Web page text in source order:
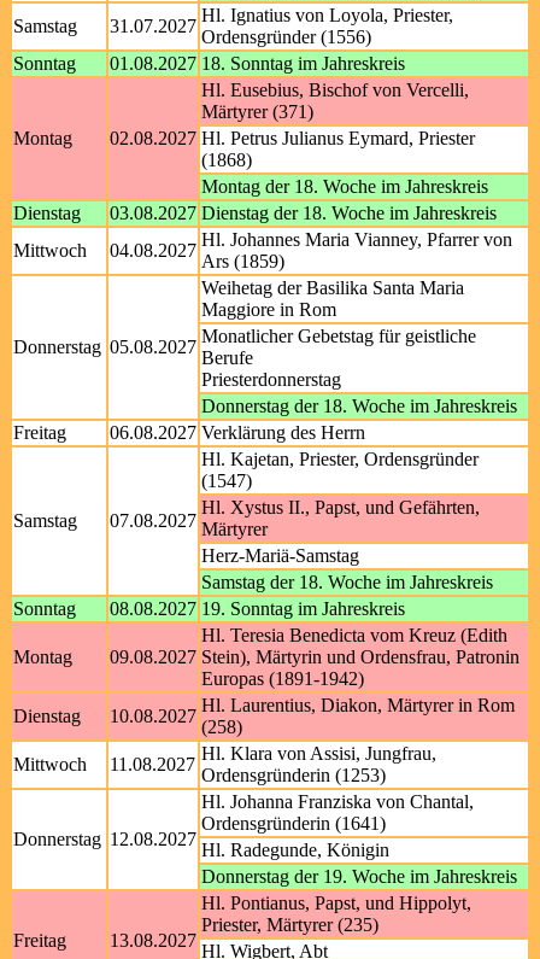
Samstag
31.07.2027
Hl. Ignatius von Loyola, Priester,
Ordensgründer (1556)
Sonntag
01.08.2027 18. Sonntag im Jahreskreis
Montag 02.08.2027
Hl. Eusebius, Bischof von Vercelli,
Märtyrer (371)
Hl. Petrus Julianus Eymard, Priester
(1868)
Montag der 18. Woche im Jahreskreis
Dienstag
03.08.2027 Dienstag der 18. Woche im Jahreskreis
Mittwoch
04.08.2027
Hl. Johannes Maria Vianney, Pfarrer von
Ars (1859)
Donnerstag 05.08.2027
Weihetag der Basilika Santa Maria
Maggiore in Rom
Monatlicher Gebetstag für geistliche
Berufe
Priesterdonnerstag
Donnerstag der 18. Woche im Jahreskreis
Freitag
06.08.2027 Verklärung des Herrn
Samstag 07.08.2027
Hl. Kajetan, Priester, Ordensgründer
(1547)
Hl. Xystus II., Papst, und Gefährten,
Märtyrer
Herz-Mariä-Samstag
Samstag der 18. Woche im Jahreskreis
Sonntag
08.08.2027 19. Sonntag im Jahreskreis
Montag 09.08.2027
Hl. Teresia Benedicta vom Kreuz (Edith
Stein), Märtyrin und Ordensfrau, Patronin
Europas (1891-1942)
Dienstag
10.08.2027
Hl. Laurentius, Diakon, Märtyrer in Rom
(258)
Mittwoch
11.08.2027
Hl. Klara von Assisi, Jungfrau,
Ordensgründerin (1253)
Donnerstag 12.08.2027
Hl. Johanna Franziska von Chantal,
Ordensgründerin (1641)
Hl. Radegunde, Königin
Donnerstag der 19. Woche im Jahreskreis
Freitag 13.08.2027
Hl. Pontianus, Papst, und Hippolyt,
Priester, Märtyrer (235)
Hl. Wigbert, Abt